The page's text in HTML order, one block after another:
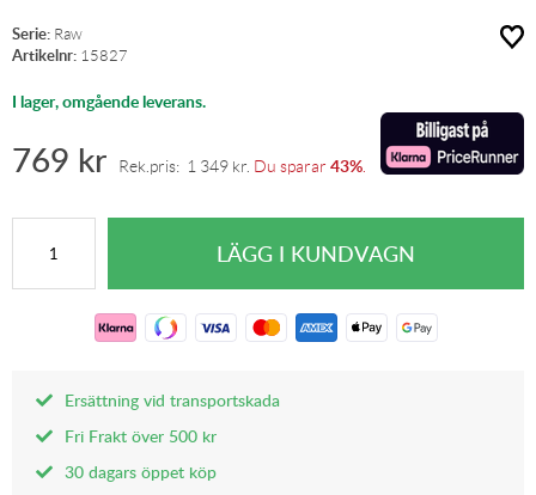
Serie: Raw
Artikelnr: 15827
I lager, omgående leverans.
769 kr Rek.pris: 1 349 kr Du sparar 43%
Ersättning vid transportskada
Fri Frakt över 500 kr
30 dagars öppet köp